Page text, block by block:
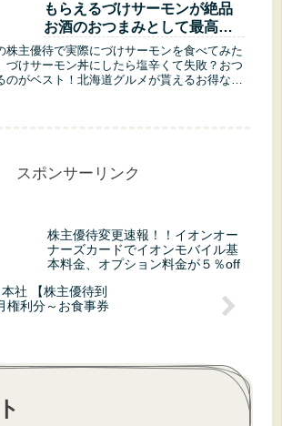
もらえるづけサーモンが絶品
お酒のおつまみとして最高の
活用法と美味しさを徹底解説
株主優待で実際にづけサーモンを食べてみた
づけサーモン丼にしたら塩辛くて失敗？おつ
のがベスト！北海道グルメが貰えるお得な株
スパ、美味しい食べ方まで詳しく解説しま
スポンサーリンク
株主優待変更速報！！イオンオー
ナーズカードでイオンモバイル基
本料金、オプション料金が５％off
社 【株主優待到
権利分～お食事券